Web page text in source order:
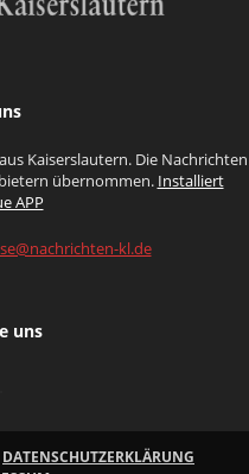
Kaiserslautern. Die Nachrichten
übernommen. Installiert
APP
kl.de
uns
DATENSCHUTZERKLÄRUNG